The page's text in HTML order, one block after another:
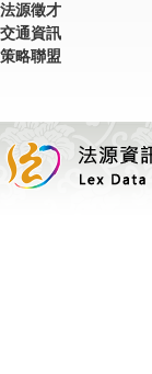
法源徵才
交通資訊
策略聯盟